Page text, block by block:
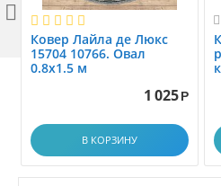
Ковер Лайла де Люкс
15704 10766. Овал
0.8x1.5 м
1 025 Р
В КОРЗИНУ

